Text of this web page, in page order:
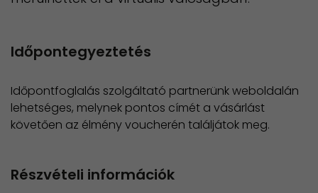
Időpontegyeztetés
Időpontfoglalás szolgáltató partnerünk weboldalán
lehetséges, melynek pontos címét a vásárlást
követően az élmény voucherén találjátok meg.
Részvételi információk